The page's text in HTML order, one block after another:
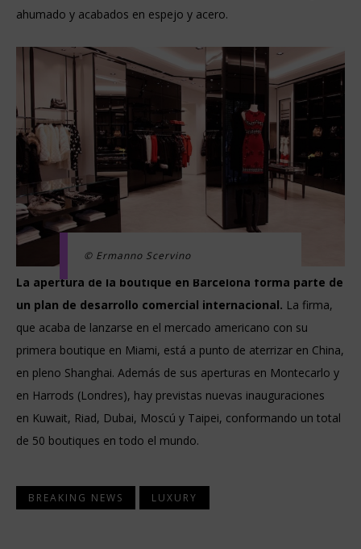
ahumado y acabados en espejo y acero.
© Ermanno Scervino
La apertura de la boutique en Barcelona forma parte de
un plan de desarrollo comercial internacional. La firma,
que acaba de lanzarse en el mercado americano con su
primera boutique en Miami, está a punto de aterrizar en China,
en pleno Shanghai. Además de sus aperturas en Montecarlo y
en Harrods (Londres), hay previstas nuevas inauguraciones
en Kuwait, Riad, Dubai, Moscú y Taipei, conformando un total
de 50 boutiques en todo el mundo.
BREAKING NEWS LUXURY